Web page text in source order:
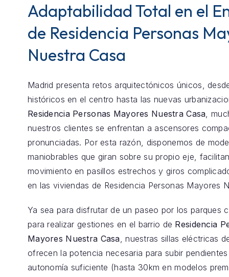
Adaptabilidad Total en el
de Residencia Personas
Nuestra Casa
Madrid presenta retos arquitectónicos únicos,
históricos en el centro hasta las nuevas
Residencia Personas Mayores Nuestra Casa ,
nuestros clientes se enfrentan a ascensores
pronunciadas. Por esta razón, disponemos de
maniobrables que giran sobre su propio eje,
movimiento en pasillos estrechos y giros
en las viviendas de Residencia Personas Mayores
Ya sea para disfrutar de un paseo por los parques
para realizar gestiones en el barrio de Residencia
Mayores Nuestra Casa , nuestras sillas eléctricas
ofrecen la potencia necesaria para subir
autonomía suficiente (hasta 30km en modelos